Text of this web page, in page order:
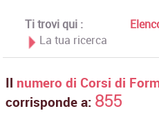
Ti trovi qui :
La tua ricerca
Il numero di Corsi di
corrisponde a: 855